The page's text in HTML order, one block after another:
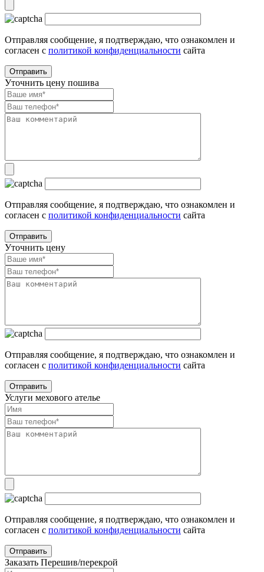
Отправляя сообщение, я подтверждаю, что ознакомлен и
согласен с политикой конфиденциальности сайта
Уточнить цену пошива
Отправляя сообщение, я подтверждаю, что ознакомлен и
согласен с политикой конфиденциальности сайта
Уточнить цену
Отправляя сообщение, я подтверждаю, что ознакомлен и
согласен с политикой конфиденциальности сайта
Услуги мехового ателье
Отправляя сообщение, я подтверждаю, что ознакомлен и
согласен с политикой конфиденциальности сайта
Заказать Перешив/перекрой